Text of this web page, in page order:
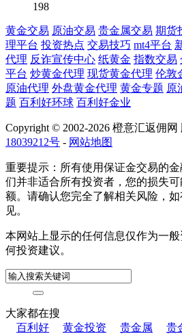
198
黄金交易 原油交易 贵金属交易 期货
理平台 投资热点 交易技巧 mt4平台
代理 反诈宣传中心 纸黄金 指数交易
平台 炒黄金代理 现货黄金代理 伦敦
原油代理 外盘黄金代理 黄金专题 原
题 百利好环球 百利好金业
Copyright © 2002-2026 橙意汇返佣网
18039212号 - 网站地图
重要提示：所有使用保证金交易的
们并非适合所有投资者，您的损失
额。请确认您完全了解相关风险，
见。
本网站上显示的任何信息仅作为一
何投资建议。
大家都在搜
百利好
黄金投资 贵金属 贵